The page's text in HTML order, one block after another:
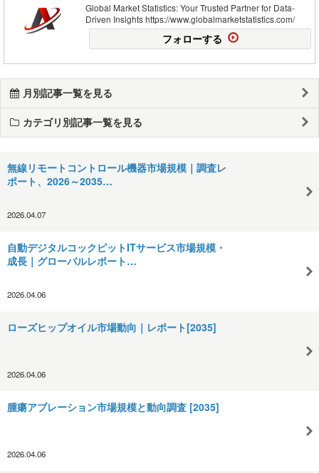
Global Market Statistics: Your Trusted Partner for Data-
Driven Insights https://www.globalmarketstatistics.com/
フォローする
月別記事一覧を見る
カテゴリ別記事一覧を見る
無線リモートコントロール機器市場規模｜調査レ
ポート、2026～2035…
2026.04.07
自動デジタルコックピットITサービス市場規模・
成長｜グローバルレポート…
2026.04.06
ローズヒップオイル市場動向｜レポート[2035]
2026.04.06
腫瘍アブレーション市場規模と動向調査 [2035]
2026.04.06